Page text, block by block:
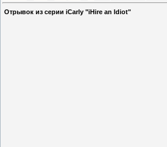
Отрывок из серии iCarly "iHire an Idiot"